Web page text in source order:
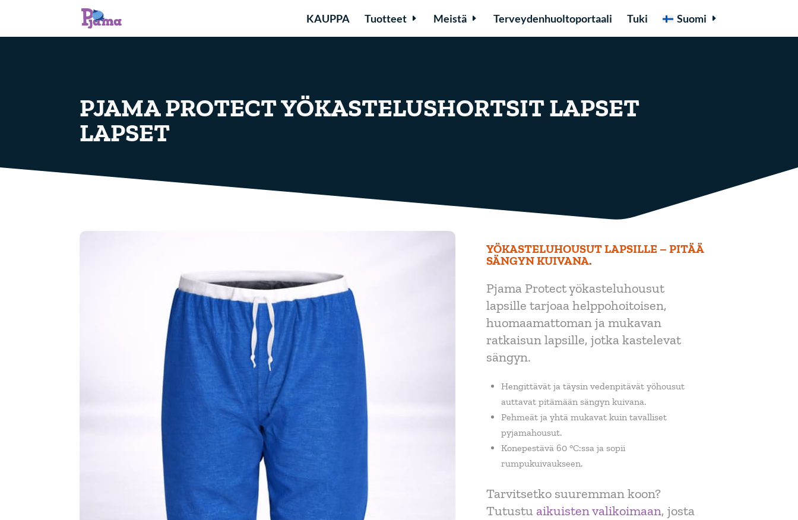
KAUPPA Tuotteet Meistä Terveydenhuoltoportaali Tuki Suomi
PJAMA PROTECT YÖKASTELUSHORTSIT LAPSET
LAPSET
YÖKASTELUHOUSUT LAPSILLE – PITÄÄ
SÄNGYN KUIVANA.
Pjama Protect yökasteluhousut
lapsille tarjoaa helppohoitoisen,
huomaamattoman ja mukavan
ratkaisun lapsille, jotka kastelevat
sängyn.
Hengittävät ja täysin vedenpitävät yöhousut
auttavat pitämään sängyn kuivana.
Pehmeät ja yhtä mukavat kuin tavalliset
pyjamahousut.
Konepestävä 60 °C:ssa ja sopii
rumpukuivaukseen.
Tarvitsetko suuremman koon?
Tutustu aikuisten valikoimaan, josta